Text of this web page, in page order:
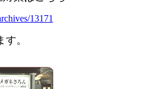
13171
。